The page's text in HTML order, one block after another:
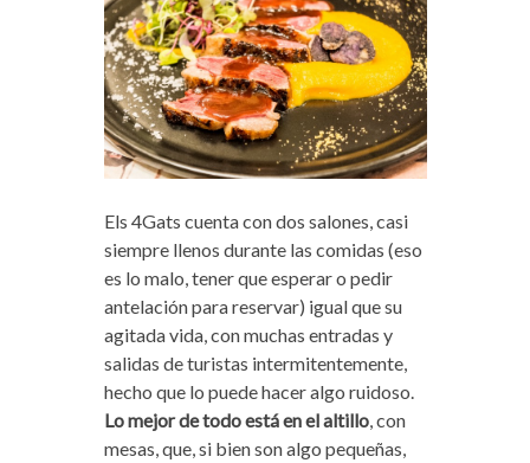
Els 4Gats cuenta con dos salones, casi
siempre llenos durante las comidas (eso
es lo malo, tener que esperar o pedir
antelación para reservar) igual que su
agitada vida, con muchas entradas y
salidas de turistas intermitentemente,
hecho que lo puede hacer algo ruidoso.
Lo mejor de todo está en el altillo, con
mesas, que, si bien son algo pequeñas,